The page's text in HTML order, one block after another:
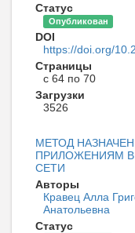
Статус
Опубликован
DOI
https://doi.org/
Страницы
с 64 по 70
Загрузки
3526
МЕТОД
ПРИЛОЖЕНИЯМ
СЕТИ
Авторы
Кравец Алла
Анатольевна
Статус